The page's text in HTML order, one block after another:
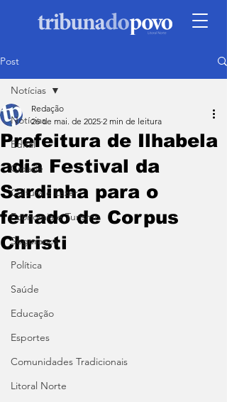
Post
Notícias
Edital
Cidade
Cultura e Lazer
Economia e Turismo
Segurança
Política
Saúde
Educação
Esportes
Comunidades Tradicionais
Litoral Norte
Notícias
Prefeitura de Ilhabela
adia Festival da
Sardinha para o
feriado de Corpus
Christi
Redação
26 de mai. de 2025 2 min de leitura